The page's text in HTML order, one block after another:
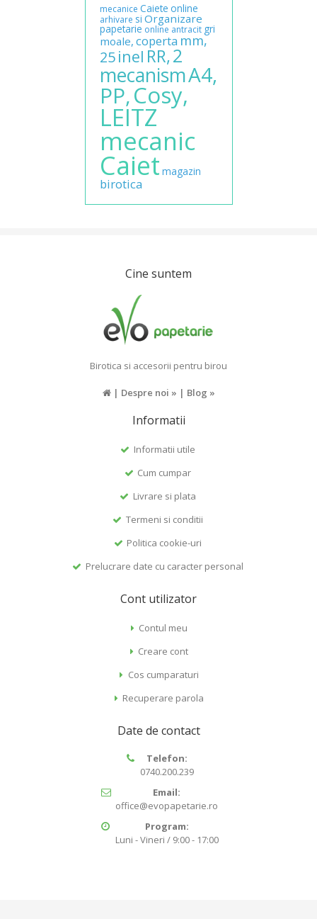
mecanice Caiete online
arhivare si Organizare
papetarie online antracit gri
moale, coperta mm,
25 inel RR,2
mecanismA4,
PP,Cosy,
LEITZ
mecanic
Caiet magazin
birotica
Cine suntem
Birotica si accesorii pentru birou
| Despre noi » | Blog »
Informatii
Informatii utile
Cum cumpar
Livrare si plata
Termeni si conditii
Politica cookie-uri
Prelucrare date cu caracter personal
Cont utilizator
Contul meu
Creare cont
Cos cumparaturi
Recuperare parola
Date de contact
Telefon:
0740.200.239
Email:
office@evopapetarie.ro
Program:
Luni - Vineri / 9:00 - 17:00